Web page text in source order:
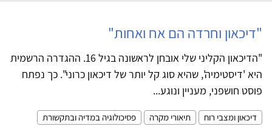
"דיכאון וחרדה הם אח ואחות"
"הדיכאון הקליני שלי אובחן לראשונה בגיל 16. ההגדרה הרשמית
היא 'דיסטימיה', שהיא סוג קל יותר של דיכאון כרוני". כך נפתח
פוסט חושפני, מעניין ונוגע...
דיכאון ומצבי רוח תיאורי מקרה פסיכולוגיה במדיה ובתקשורת